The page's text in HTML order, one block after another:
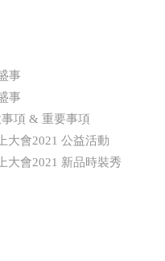
事
事
事項 & 重要事項
大會2021 公益活動
大會2021 新品時裝秀